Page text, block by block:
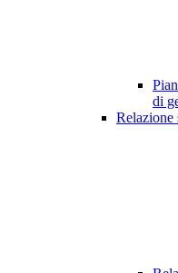
di
Relazione